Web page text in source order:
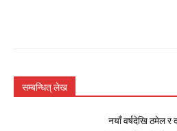
सम्बन्धित् लेख
नयाँ वर्षदेखि ठमेल र